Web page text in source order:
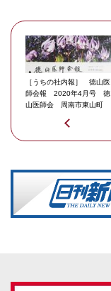
［うちの社内報］ 徳山医
師会報 2020年4月号 徳
山医師会 周南市東山町